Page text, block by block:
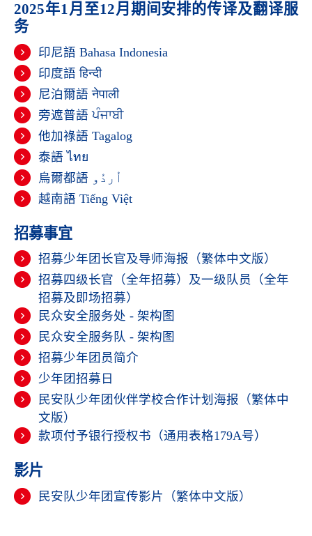
2025年1月至12月期间安排的传译及翻译服
务
印尼語 Bahasa Indonesia
印度語हिन्दी
尼泊爾語नेपाली
旁遮普語ਪੰਜਾਬੀ
他加祿語 Tagalog
泰語ไทย
烏爾都語 اُردُو
越南語 Tiếng Việt
招募事宜
招募少年团长官及导师海报（繁体中文版）
招募四级长官（全年招募）及一级队员（全年
招募及即场招募）
民众安全服务处 - 架构图
民众安全服务队 - 架构图
招募少年团员简介
少年团招募日
民安队少年团伙伴学校合作计划海报（繁体中
文版）
款项付予银行授权书（通用表格179A号）
影片
民安队少年团宣传影片（繁体中文版）